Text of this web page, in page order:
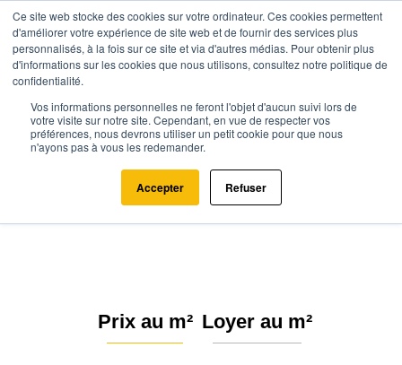
Ce site web stocke des cookies sur votre ordinateur. Ces cookies permettent
d'améliorer votre expérience de site web et de fournir des services plus
personnalisés, à la fois sur ce site et via d'autres médias. Pour obtenir plus
d'informations sur les cookies que nous utilisons, consultez notre politique de
confidentialité.
Vos informations personnelles ne feront l'objet d'aucun suivi lors de
votre visite sur notre site. Cependant, en vue de respecter vos
préférences, nous devrons utiliser un petit cookie pour que nous
n'ayons pas à vous les redemander.
Accepter Refuser
Agence.immo Prix immobilier Grand Est Marne
Villers-le-Château (51510)
Estimation immobilière à Villers-
le-Château : Prix m² 2026
Prix au m² Loyer au m²